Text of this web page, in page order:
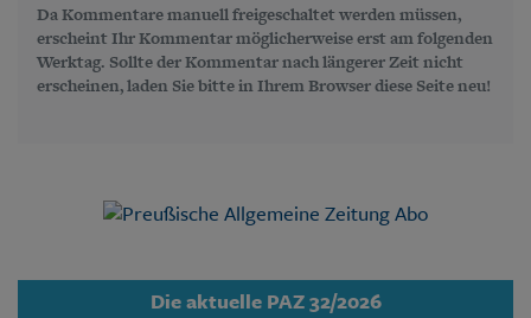
Da Kommentare manuell freigeschaltet werden müssen,
erscheint Ihr Kommentar möglicherweise erst am folgenden
Werktag. Sollte der Kommentar nach längerer Zeit nicht
erscheinen, laden Sie bitte in Ihrem Browser diese Seite neu!
Die aktuelle PAZ 32/2026